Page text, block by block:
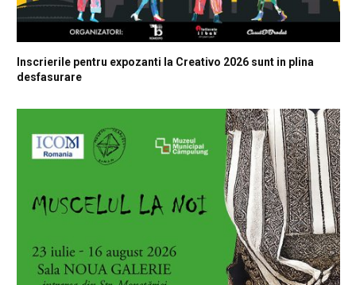
Inscrierile pentru expozanti la Creativo 2026 sunt in plina
desfasurare